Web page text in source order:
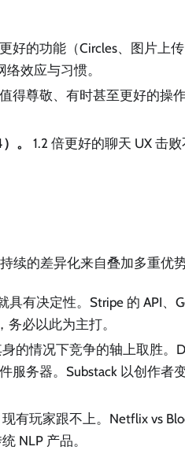
好的功能（Circles、图片上
效应与习惯。
得尊敬、有时甚至更好的操
。
1.2 倍更好的聊天 UX 击
续的差异化来自叠加多重优势
具有决定性。Stripe 的 API、
必以此为主打。
的情况下竞争的轴上取胜。
服务器。Substack 以创作者
有玩家跟不上。Netflix vs
NLP 产品。